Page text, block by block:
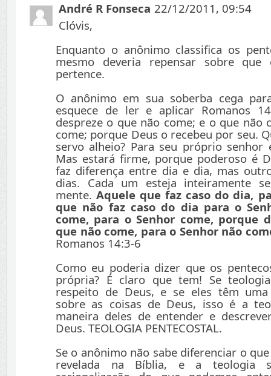
André R Fonseca 22/12/2011, 09:54
Clóvis,
Enquanto o anônimo classifica os
mesmo deveria repensar sobre que
pertence.
O anônimo em sua soberba cega
esquece de ler e aplicar Romanos
despreze o que não come; e o que não
come; porque Deus o recebeu por seu.
servo alheio? Para seu próprio
Mas estará firme, porque poderoso é
faz diferença entre dia e dia, mas
dias. Cada um esteja inteiramente
mente.Aquele que faz caso do dia,
que não faz caso do dia para o
come, para o Senhor come, porque
que não come, para o Senhor não
Romanos 14:3-6
Como eu poderia dizer que os
própria? É claro que tem! Se
respeito de Deus, e se eles têm
sobre as coisas de Deus, isso é a
maneira deles de entender e
Deus. TEOLOGIA PENTECOSTAL.
Se o anônimo não sabe diferenciar o
revelada na Bíblia, e a teologia